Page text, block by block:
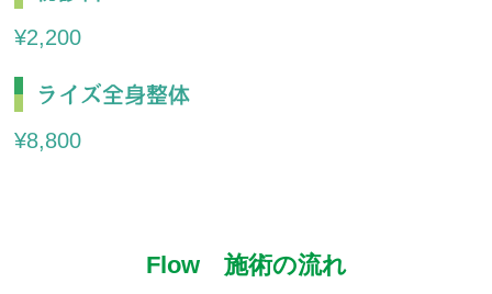
¥2,200
ライズ全身整体
¥8,800
Flow 施術の流れ